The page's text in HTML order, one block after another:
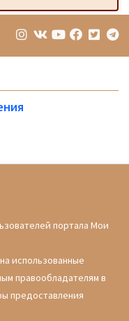
портала Мои
использованные
правообладателям в
предоставления